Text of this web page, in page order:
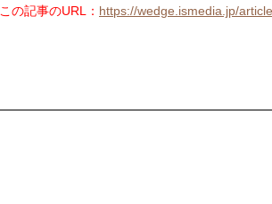
この記事のURL： https://wedge.ismedia.jp/